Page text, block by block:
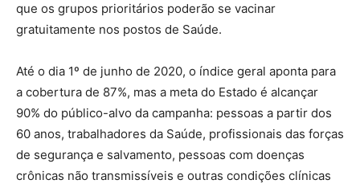
que os grupos prioritários poderão se vacinar
gratuitamente nos postos de Saúde.
Até o dia 1º de junho de 2020, o índice geral aponta para
a cobertura de 87%, mas a meta do Estado é alcançar
90% do público-alvo da campanha: pessoas a partir dos
60 anos, trabalhadores da Saúde, profissionais das forças
de segurança e salvamento, pessoas com doenças
crônicas não transmissíveis e outras condições clínicas